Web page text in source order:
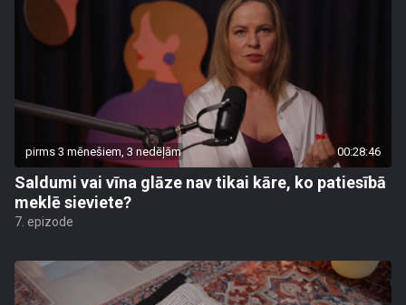
pirms 3 mēnešiem, 3 nedēļām 00:28:46
Saldumi vai vīna glāze nav tikai kāre, ko patiesībā
meklē sieviete?
7. epizode